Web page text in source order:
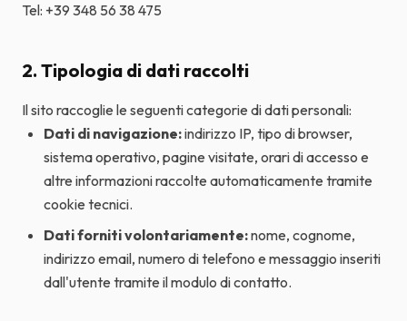
Tel: +39 348 56 38 475
2. Tipologia di dati raccolti
Il sito raccoglie le seguenti categorie di dati personali:
Dati di navigazione:indirizzo IP, tipo di browser,
sistema operativo, pagine visitate, orari di accesso e
altre informazioni raccolte automaticamente tramite
cookie tecnici.
Dati forniti volontariamente:nome, cognome,
indirizzo email, numero di telefono e messaggio inseriti
dall'utente tramite il modulo di contatto.